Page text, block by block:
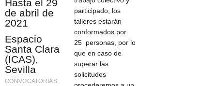
Hasta el 29
de abril de
2021
Espacio
Santa Clara
(ICAS),
Sevilla
CONVOCATORIAS,
participado, los
talleres estarán
conformados por
25 personas, por lo
que en caso de
superar las
solicitudes